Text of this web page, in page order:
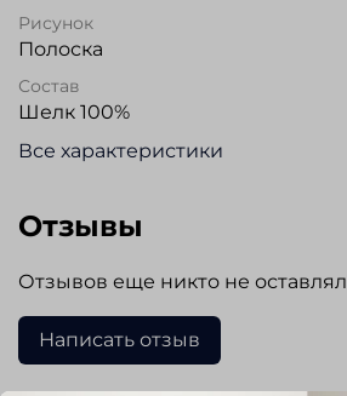
Рисунок
Полоска
Состав
Шелк 100%
Все характеристики
Отзывы
Отзывов еще никто не оставлял
Написать отзыв